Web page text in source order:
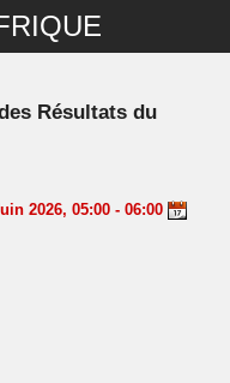
Résultats du
2026, 05:00 - 06:00